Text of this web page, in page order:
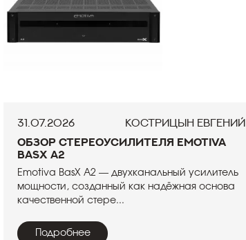
31.07.2026
Кострицын Евгений
Обзор стереоусилителя Emotiva
BasX A2
Emotiva BasX A2 — двухканальный усилитель
мощности, созданный как надёжная основа
качественной стере...
Подробнее